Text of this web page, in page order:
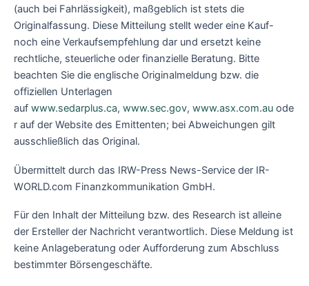
(auch bei Fahrlässigkeit), maßgeblich ist stets die
Originalfassung. Diese Mitteilung stellt weder eine Kauf-
noch eine Verkaufsempfehlung dar und ersetzt keine
rechtliche, steuerliche oder finanzielle Beratung. Bitte
beachten Sie die englische Originalmeldung bzw. die
offiziellen Unterlagen
auf www.sedarplus.ca, www.sec.gov, www.asx.com.au ode
r auf der Website des Emittenten; bei Abweichungen gilt
ausschließlich das Original.
Übermittelt durch das IRW-Press News-Service der IR-
WORLD.com Finanzkommunikation GmbH.
Für den Inhalt der Mitteilung bzw. des Research ist alleine
der Ersteller der Nachricht verantwortlich. Diese Meldung ist
keine Anlageberatung oder Aufforderung zum Abschluss
bestimmter Börsengeschäfte.